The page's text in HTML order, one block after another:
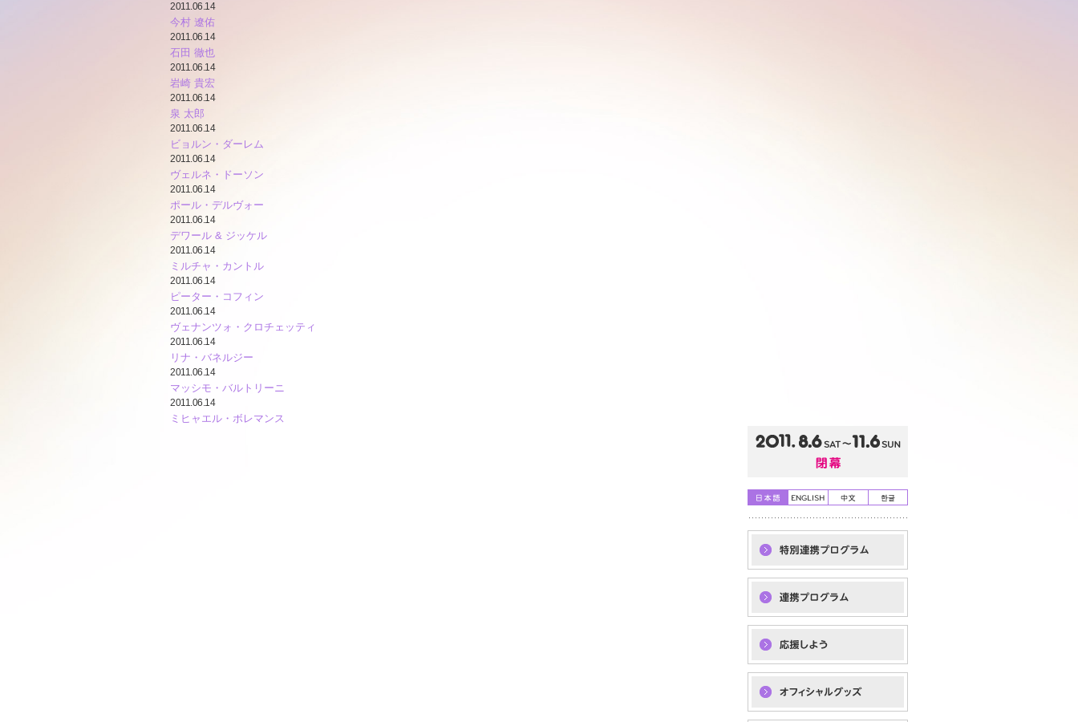
2011.06.14
今村 遼佑
2011.06.14
石田 徹也
2011.06.14
岩崎 貴宏
2011.06.14
泉 太郎
2011.06.14
ビョルン・ダーレム
2011.06.14
ヴェルネ・ドーソン
2011.06.14
ポール・デルヴォー
2011.06.14
デワール & ジッケル
2011.06.14
ミルチャ・カントル
2011.06.14
ピーター・コフィン
2011.06.14
ヴェナンツォ・クロチェッティ
2011.06.14
リナ・バネルジー
2011.06.14
マッシモ・バルトリーニ
2011.06.14
ミヒャエル・ボレマンス